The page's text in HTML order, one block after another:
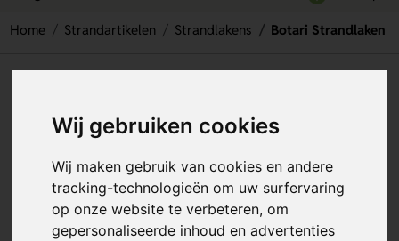
Wij gebruiken cookies
Wij maken gebruik van cookies en andere
tracking-technologieën om uw surfervaring
op onze website te verbeteren, om
gepersonaliseerde inhoud en advertenties
Home Strandartikelen Strandlakens Botari Strandlaken
Artikelnummer:318327
Individuele personalisatie